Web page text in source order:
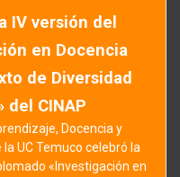
IV versión del
en Docencia
de Diversidad
del CINAP
Docencia y
UC Temuco celebró la
«Investigación en